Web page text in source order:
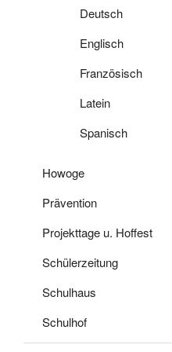
Deutsch
Englisch
Französisch
Latein
Spanisch
Howoge
Prävention
Projekttage u. Hoffest
Schülerzeitung
Schulhaus
Schulhof